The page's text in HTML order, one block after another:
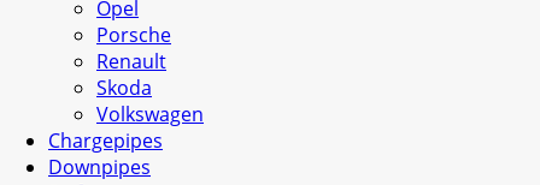
Opel
Porsche
Renault
Skoda
Volkswagen
Chargepipes
Downpipes